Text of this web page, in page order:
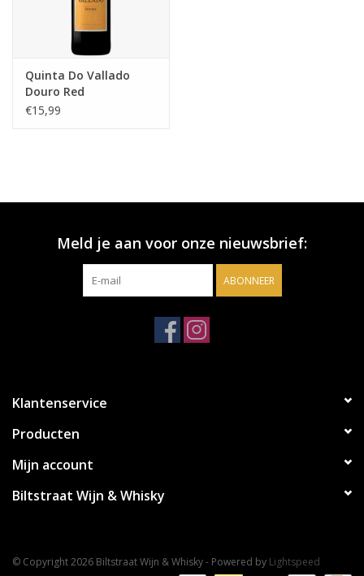
Over ons
Quinta Do Vallado
Douro Red
€15,99
Meld je aan voor onze nieuwsbrief:
ABONNEER
Klantenservice
Producten
Mijn account
Biltstraat Wijn & Whisky
© Copyright 2026 Biltstraat Wijn & Whisky - Powered by Lightspeed